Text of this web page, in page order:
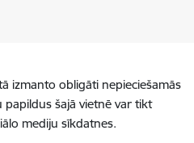
izmanto obligāti nepieciešamās
šajā vietnē var tikt
mediju sīkdatnes.